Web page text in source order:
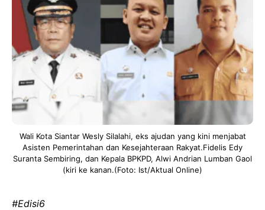
Wali Kota Siantar Wesly Silalahi, eks ajudan yang kini menjabat
Asisten Pemerintahan dan Kesejahteraan Rakyat.Fidelis Edy
Suranta Sembiring, dan Kepala BPKPD, Alwi Andrian Lumban Gaol
(kiri ke kanan.(Foto: Ist/Aktual Online)
#Edisi6